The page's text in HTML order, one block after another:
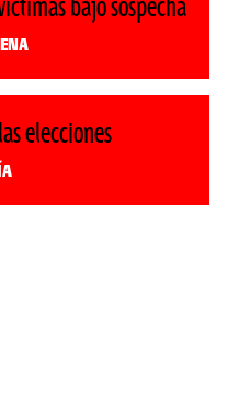
bajo sospecha
elecciones